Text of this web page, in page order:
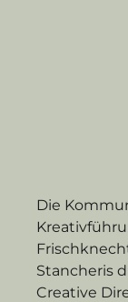
Die
Stancheris
Creative